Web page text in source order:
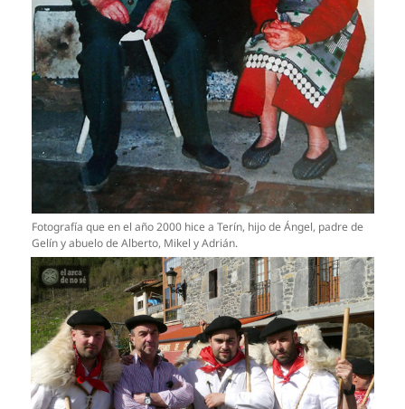
Fotografía que en el año 2000 hice a Terín, hijo de Ángel, padre de
Gelín y abuelo de Alberto, Mikel y Adrián.